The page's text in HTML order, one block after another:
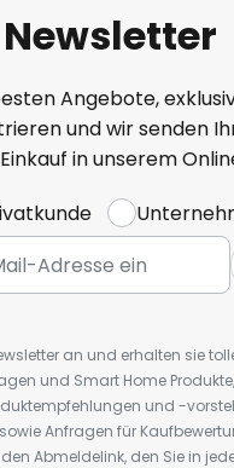
Newsletter
Angebote,
und wir senden
in unserem
an und erhalten sie
und Smart Home
und -
Anfragen für
Abmeldelink, den Sie in